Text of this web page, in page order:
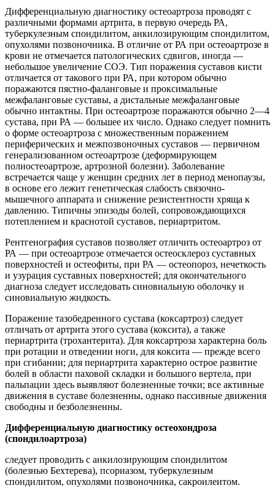
Дифференциальную диагностику остеоартроза проводят с
различными формами артрита, в первую очередь РА,
туберкулезным спондилитом, анкилозирующим спондилитом,
опухолями позвоночника. В отличие от РА при остеоартрозе в
крови не отмечается патологических сдвигов, иногда —
небольшое увеличение СОЭ. Тип поражения суставов кисти
отличается от такового при РА, при котором обычно
поражаются пястно-фаланговые и проксимальные
межфаланговые суставы, а дистальные межфаланговые
обычно интактны. При остеоартрозе поражаются обычно 2—4
сустава, при РА — большее их число. Однако следует помнить
о форме остеоартроза с множественным поражением
периферических и межпозвоночных суставов — первичном
генерализованном остеоартрозе (деформирующем
полиостеоартрозе, артрозной болезни). Заболевание
встречается чаще у женщин средних лет в период менопаузы,
в основе его лежит генетическая слабость связочно-
мышечного аппарата и снижение резистентности хряща к
давлению. Типичны эпизоды болей, сопровождающихся
потеплением и краснотой суставов, периартритом.
Рентгенография суставов позволяет отличить остеоартроз от
РА — при остеоартрозе отмечается остеосклероз суставных
поверхностей и остеофиты, при РА — остеопороз, нечеткость
и узурация суставных поверхностей; для окончательного
диагноза следует исследовать синовиальную оболочку и
синовиальную жидкость.
Поражение тазобедренного сустава (коксартроз) следует
отличать от артрита этого сустава (коксита), а также
периартрита (трохантерита). Для коксартроза характерна боль
при ротации и отведении ноги, для коксита — прежде всего
при сгибании; для периартрита характерно острое развитие
болей в области паховой складки и большого вертела, при
пальпации здесь выявляют болезненные точки; все активные
движения в суставе болезненны, однако пассивные движения
свободны и безболезненны.
Дифференциальную диагностику остеохондроза
(спондилоартроза)
следует проводить с анкилозирующим спондилитом
(болезнью Бехтерева), псориазом, туберкулезным
спондилитом, опухолями позвоночника, сакроилеитом.